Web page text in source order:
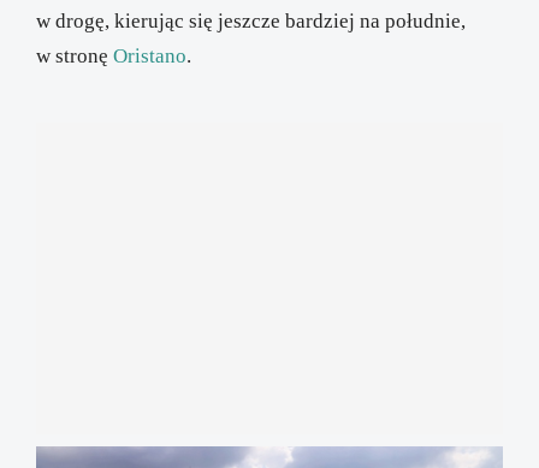
w drogę, kierując się jeszcze bardziej na południe,
w stronę Oristano.